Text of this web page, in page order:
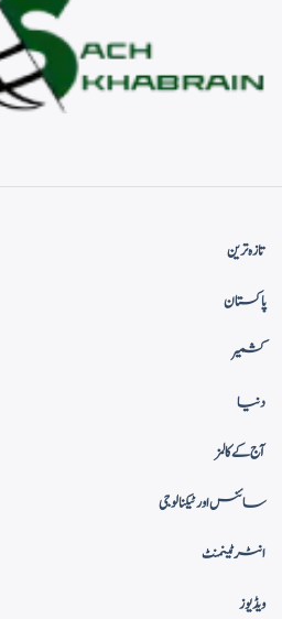
تازہ ترین
پاکستان
کشمیر
دنیا
آج کے کالمز
سائنس اور ٹیکنالوجی
انٹرٹینمنٹ
ویڈیوز